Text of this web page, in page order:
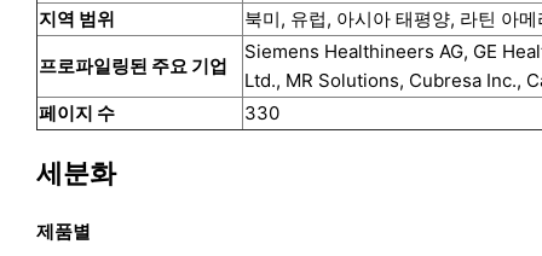
지역 범위
북미, 유럽, 아시아 태평양, 라틴 아
프로파일링된 주요 기업
Siemens Healthineers AG, GE
Ltd., MR Solutions, Cubresa Inc.,
페이지 수
330
세분화
제품별